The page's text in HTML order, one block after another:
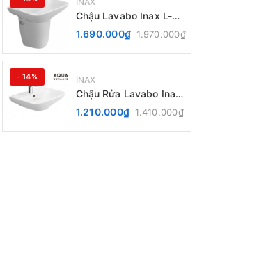
Chậu Lavabo Inax L-
289V kèm Chân chậu
ngắn L-288VC Treo
Tường
1.690.000₫ 1.970.000₫
- 14% INAX
Chậu Rửa Lavabo Inax
AL-289V (EC/FC) Treo
Tường Aqua Ceramic
1.210.000₫ 1.410.000₫